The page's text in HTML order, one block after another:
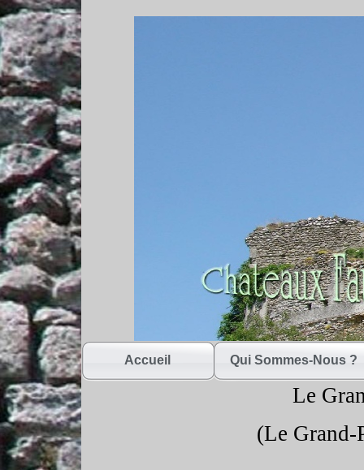
Accueil Qui Sommes-Nous ?
Le
(Le Grand-